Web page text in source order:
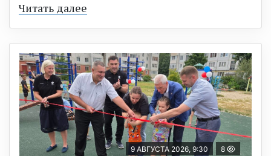
Читать далее
9 АВГУСТА 2026, 9:30 8